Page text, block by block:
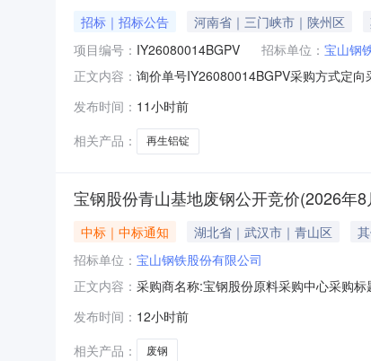
招标｜招标公告 河南省｜三门峡市｜陕州区
项目编号： IY26080014BGPV 招标单位： 宝山钢
正文内容： 询价单号IY26080014BGPV采购方式定
额度：0.0元三、商务条款：定价说明：
发布时间： 11小时前
相关产品：
再生铝锭
宝钢股份青山基地废钢公开竞价(2026年
中标｜中标通知 湖北省｜武汉市｜青山区
招标单位： 宝山钢铁股份有限公司
正文内容： 采购商名称:宝钢股份原料采购中心采购
发布时间： 12小时前
相关产品：
废钢